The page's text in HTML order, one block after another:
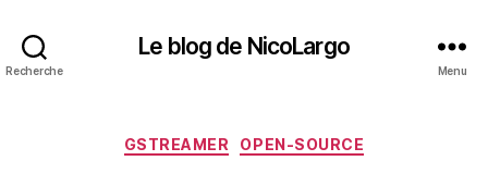
Recherche
Le blog de NicoLargo
Menu
Catégories
GSTREAMER OPEN-SOURCE